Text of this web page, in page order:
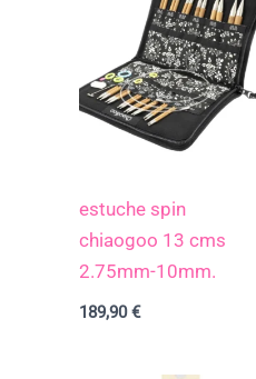
estuche spin
chiaogoo 13 cms
2.75mm-10mm.
189,90€